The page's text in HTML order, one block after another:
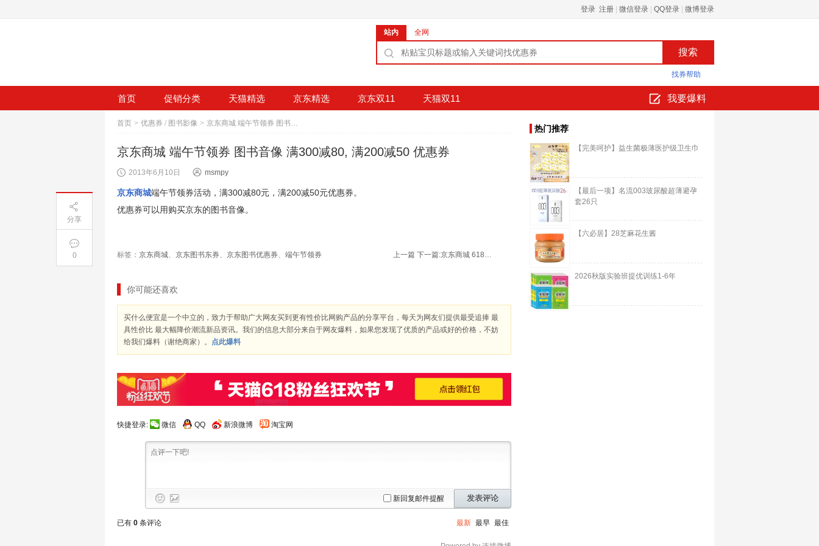
登录 注册 微信登录 QQ登录 微博登录
站内 全网
找券帮助
首页 促销分类 天猫精选 京东精选 京东双11 天猫双11 我要爆料
首页 > 优惠券 / 图书影像 > 京东商城 端午节领券 图书音像 满300减80, 满200减50 优惠券
京东商城 端午节领券 图书音像 满300减80, 满200减50 优惠券
2013年6月10日 msmpy
京东商城端午节领券活动，满300减80元，满200减50元优惠券。
优惠券可以用购买京东的图书音像。
标签： 京东商城、 京东图书东券、 京东图书优惠券、 端午节领券 上一篇 下一篇: 京东商城 618家电专场 7天7夜7亿钜惠 京东生日券满3000减200
你可能还喜欢
买什么便宜是一个中立的，致力于帮助广大网友买到更有性价比网购产品的分享平台，每天为网友们提供最受追捧 最
具性价比 最大幅降价潮流新品资讯。我们的信息大部分来自于网友爆料，如果您发现了优质的产品或好的价格，不妨
给我们爆料（谢绝商家）。 点此爆料
快捷登录: 微信 QQ 新浪微博 淘宝网
新回复邮件提醒 发表评论
已有 0 条评论 最新 最早 最佳
热门推荐
【完美呵护】益生菌极薄医护级卫生巾
【最后一项】名流003玻尿酸超薄避孕
套26只
【六必居】28芝麻花生酱
2026秋版实验班提优训练1-6年
分享
0